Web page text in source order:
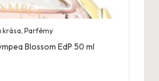
krása,Parfémy
Blossom EdP 50 ml